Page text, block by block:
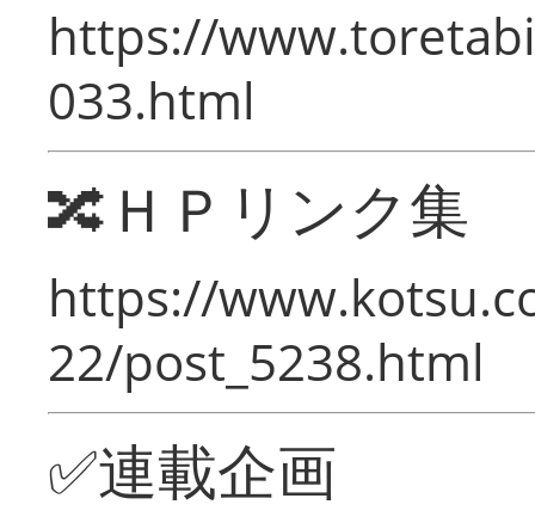
https://
033.html
🔀ＨＰリンク集
https://
22/post_5238.html
✅連載企画